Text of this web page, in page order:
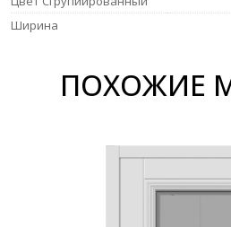
Ширина
ПОХОЖИЕ